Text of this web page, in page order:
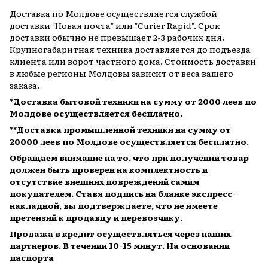
Доставка по Молдове осуществляется службой
доставки "Новая почта" или "Curier Rapid". Срок
доставки обычно не превышает 2-3 рабочих дня.
Крупногабаритная техника доставляется до подъезда
клиента или ворот частного дома. Стоимость доставки
в любые регионы Молдовы зависит от веса вашего
заказа.
*Доставка бытовой техники на сумму от 2000 леев по
Молдове осуществляется бесплатно.
**Доставка промышленной техники на сумму от
20000 леев по Молдове осуществляется бесплатно.
Обращаем внимание на то, что при получении товар
должен быть проверен на комплектность и
отсутствие внешних повреждений самим
покупателем. Ставя подпись на бланке экспресс-
накладной, вы подтверждаете, что не имеете
претензий к продавцу и перевозчику.
Продажа в кредит осуществляться через наших
партнеров. В течении 10-15 минут. На основании
паспорта